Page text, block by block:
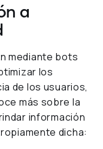
a
mediante bots
los
de los usuarios,
más sobre la
información
dicha: